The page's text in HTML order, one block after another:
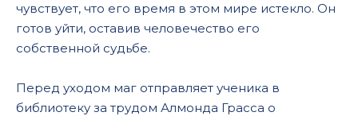
чувствует, что его время в этом мире истекло. Он
готов уйти, оставив человечество его
собственной судьбе.
Перед уходом маг отправляет ученика в
библиотеку за трудом Алмонда Грасса о